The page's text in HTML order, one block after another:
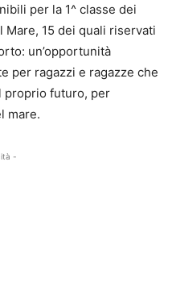
per la 1^ classe dei
Mare, 15 dei quali riservati
un’opportunità
per ragazzi e ragazze che
proprio futuro, per
mare.
-